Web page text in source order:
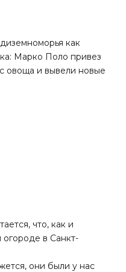
как
Марко Поло привез
овоща и вывели новые
что, как и
огороде в Санкт-
они были у нас